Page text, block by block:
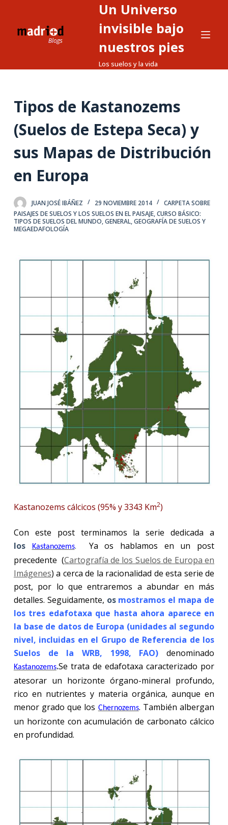
o
d
o
Un Universo
invisible bajo
nuestros pies
Los suelos y la vida
Tipos de Kastanozems
(Suelos de Estepa Seca) y
sus Mapas de Distribución
en Europa
JUAN JOSÉ IBÁÑEZ 29 NOVIEMBRE 2014
CARPETA SOBRE
PAISAJES DE SUELOS Y LOS SUELOS EN EL PAISAJE,CURSO BÁSICO:
TIPOS DE SUELOS DEL MUNDO,GENERAL,GEOGRAFÍA DE SUELOS Y
MEGAEDAFOLOGÍA
Kastanozems cálcicos (95% y 3343 Km2)
Con este post terminamos la serie dedicada a
los
Kastanozems.
Ya os hablamos en un post
precedente (Cartografía de los Suelos de Europa en
Imágenes) a cerca de la racionalidad de esta serie de
post, por lo que entraremos a abundar en más
detalles. Seguidamente, osmostramos el mapa de
los tres edafotaxa que hasta ahora aparece en
la base de datos de Europa (unidades al segundo
nivel, incluidas en el Grupo de Referencia de los
Suelos de la WRB, 1998, FAO)denominado
Kastanozems.Se trata de edafotaxa caracterizado por
atesorar un horizonte órgano-mineral profundo,
rico en nutrientes y materia orgánica, aunque en
menor grado que los Chernozems. También albergan
un horizonte con acumulación de carbonato cálcico
en profundidad.